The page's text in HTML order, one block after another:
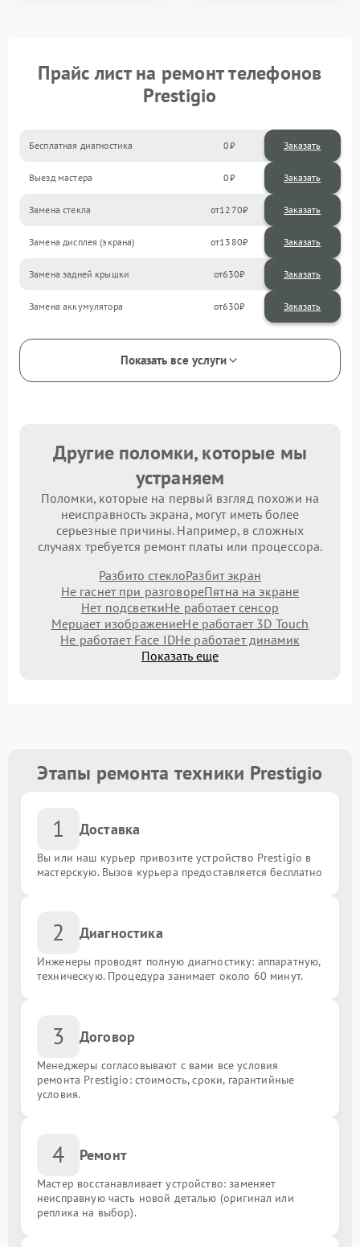
Прайс лист на ремонт телефонов
Prestigio
Бесплатная диагностика 0 Заказать
Выезд мастера 0 Заказать
Замена стекла 1270
Замена дисплея (экрана) 1380
Замена задней крышки 630
Замена аккумулятора 630
Показать все услуги
Другие поломки, которые мы
устраняем
Поломки, которые на первый взгляд похожи на
неисправность экрана, могут иметь более
серьезные причины. Например, в сложных
случаях требуется ремонт платы или процессора.
Разбито стеклоРазбит экран
Не гаснет при разговореПятна на экране
Нет подсветкиНе работает сенсор
Мерцает изображениеНе работает 3D Touch
Не работает Face IDНе работает динамик
Показать еще
Этапы ремонта техники Prestigio
1 Доставка
Вы или наш курьер привозите устройство Prestigio в
мастерскую. Вызов курьера предоставляется бесплатно
2 Диагностика
Инженеры проводят полную диагностику: аппаратную,
техническую. Процедура занимает около 60 минут.
3 Договор
Менеджеры согласовывают с вами все условия
ремонта Prestigio: стоимость, сроки, гарантийные
условия.
4 Ремонт
Мастер восстанавливает устройство: заменяет
неисправную часть новой деталью (оригинал или
реплика на выбор).